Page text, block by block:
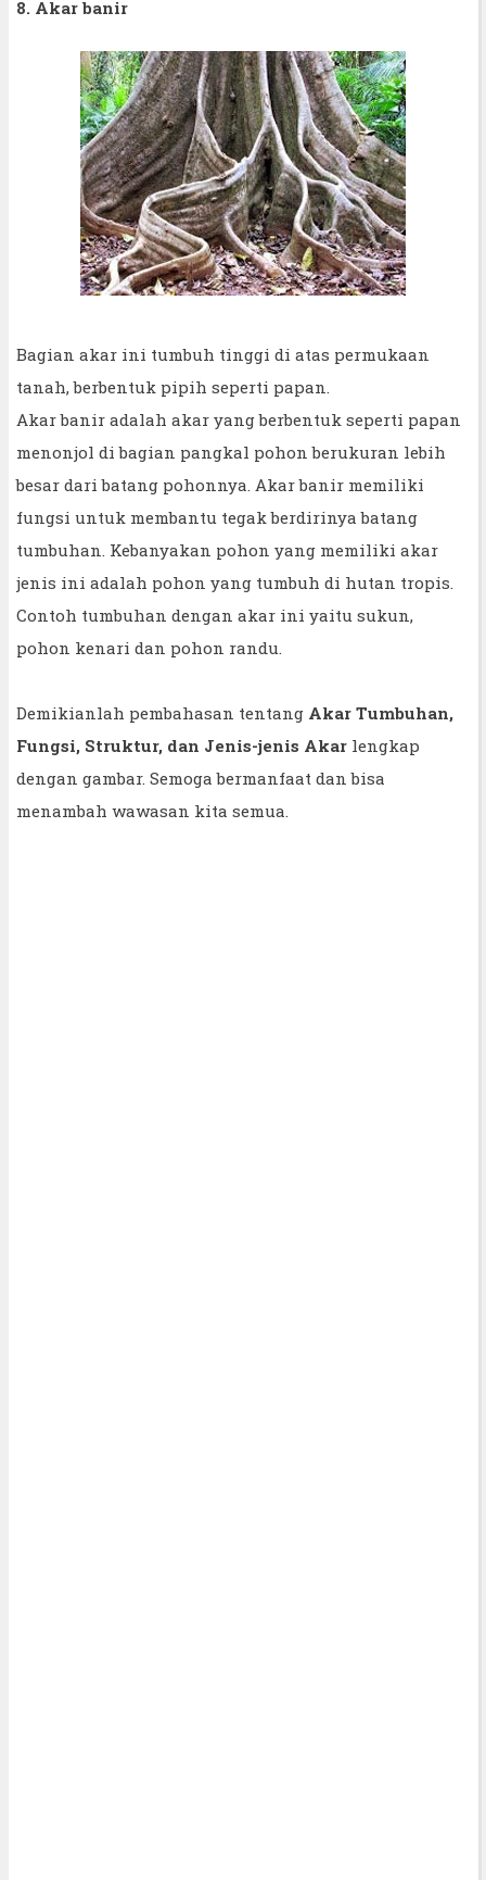
8. Akar banir
Bagian akar ini tumbuh tinggi di atas permukaan
tanah, berbentuk pipih seperti papan.
Akar banir adalah akar yang berbentuk seperti papan
menonjol di bagian pangkal pohon berukuran lebih
besar dari batang pohonnya. Akar banir memiliki
fungsi untuk membantu tegak berdirinya batang
tumbuhan. Kebanyakan pohon yang memiliki akar
jenis ini adalah pohon yang tumbuh di hutan tropis.
Contoh tumbuhan dengan akar ini yaitu sukun,
pohon kenari dan pohon randu.
Demikianlah pembahasan tentang Akar Tumbuhan,
Fungsi, Struktur, dan Jenis-jenis Akar lengkap
dengan gambar. Semoga bermanfaat dan bisa
menambah wawasan kita semua.